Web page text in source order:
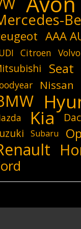
AAA
Citroen Volvo
Seat
Nissan
Kia
Subaru